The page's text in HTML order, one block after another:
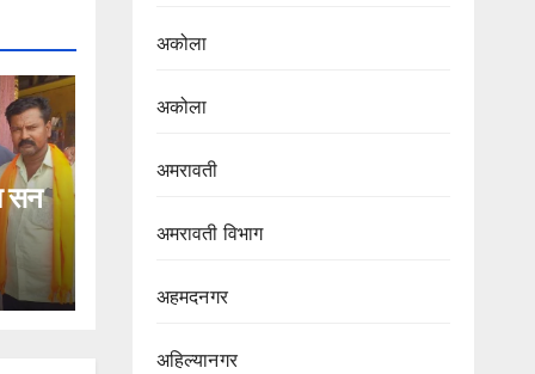
सन
अकोला
अकोला
अमरावती
अमरावती विभाग‌
अहमदनगर
अहिल्यानगर